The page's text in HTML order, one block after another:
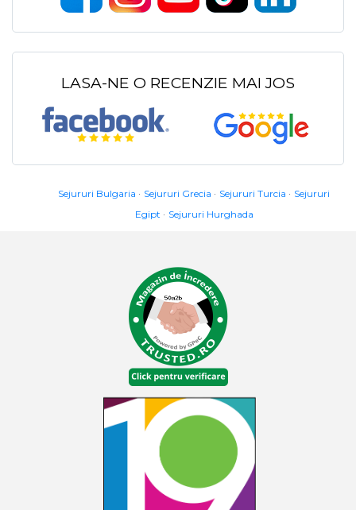
LASA-NE O RECENZIE MAI JOS
Sejururi Bulgaria Sejururi Grecia Sejururi Turcia
Sejururi
Egipt
Sejururi Hurghada